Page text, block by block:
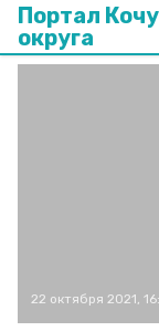
Портал
округа
22 октября 2021,